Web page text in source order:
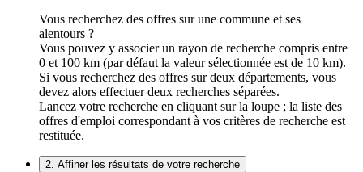
Vous recherchez des offres sur une commune et ses
alentours ?
Vous pouvez y associer un rayon de recherche compris entre
0 et 100 km (par défaut la valeur sélectionnée est de 10 km).
Si vous recherchez des offres sur deux départements, vous
devez alors effectuer deux recherches séparées.
Lancez votre recherche en cliquant sur la loupe ; la liste des
offres d'emploi correspondant à vos critères de recherche est
restituée.
2. Affiner les résultats de votre recherche